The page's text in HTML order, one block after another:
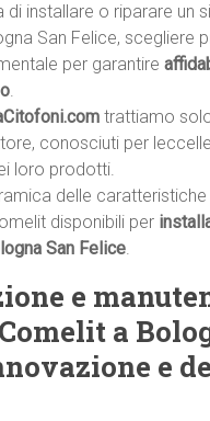
di installare o riparare un
San Felice, scegliere
per garantire
.
trattiamo
conosciuti per
loro prodotti.
delle
disponibili per
San Felice.
e
a
e